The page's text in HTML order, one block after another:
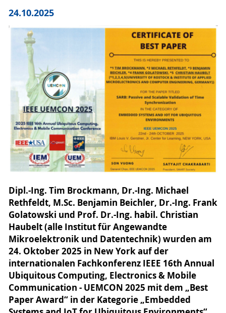
24.10.2025
Dipl.-Ing. Tim Brockmann, Dr.-Ing. Michael
Rethfeldt, M.Sc. Benjamin Beichler, Dr.-Ing. Frank
Golatowski und Prof. Dr.-Ing. habil. Christian
Haubelt (alle Institut für Angewandte
Mikroelektronik und Datentechnik) wurden am
24. Oktober 2025 in New York auf der
internationalen Fachkonferenz IEEE 16th Annual
Ubiquitous Computing, Electronics & Mobile
Communication - UEMCON 2025 mit dem „Best
Paper Award“ in der Kategorie „Embedded